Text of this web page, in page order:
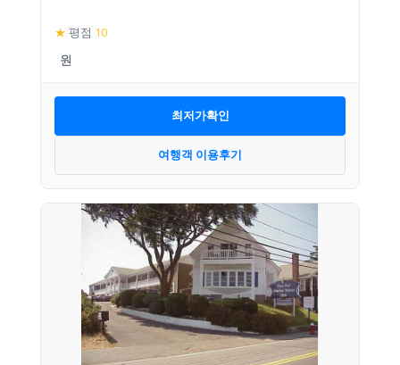
★ 평점 10
최저가확인
여행객 이용후기